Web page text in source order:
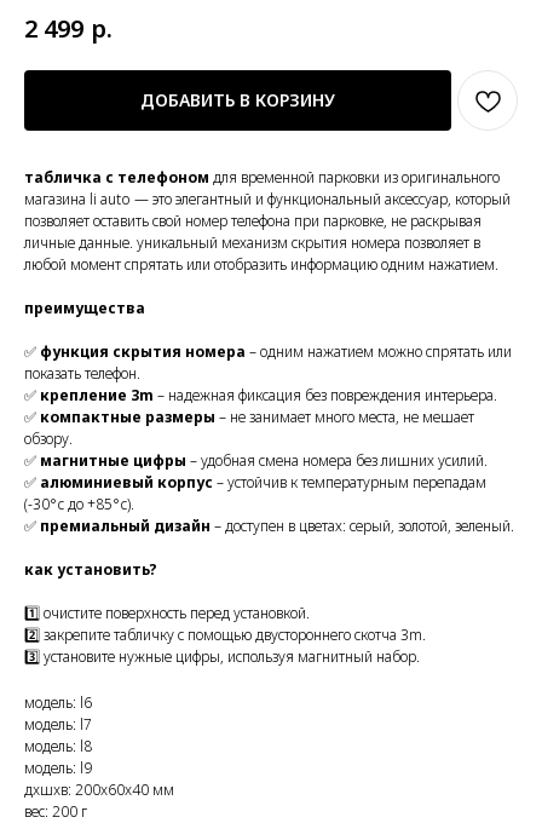
2 499 р.
ДОБАВИТЬ В КОРЗИНУ
табличка с телефоном для временной парковки из оригинального
магазина li auto — это элегантный и функциональный аксессуар, который
позволяет оставить свой номер телефона при парковке, не раскрывая
личные данные. уникальный механизм скрытия номера позволяет в
любой момент спрятать или отобразить информацию одним нажатием.
преимущества
✅ функция скрытия номера – одним нажатием можно спрятать или
показать телефон.
✅ крепление 3m – надежная фиксация без повреждения интерьера.
✅ компактные размеры – не занимает много места, не мешает
обзору.
✅ магнитные цифры – удобная смена номера без лишних усилий.
✅ алюминиевый корпус – устойчив к температурным перепадам
(-30°c до +85°c).
✅ премиальный дизайн – доступен в цветах: серый, золотой, зеленый.
как установить?
1️⃣ очистите поверхность перед установкой.
2️⃣ закрепите табличку с помощью двустороннего скотча 3m.
3️⃣ установите нужные цифры, используя магнитный набор.
модель: l6
модель: l7
модель: l8
модель: l9
дxшxв: 200x60x40 мм
вес: 200 г